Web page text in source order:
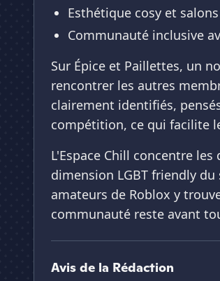
Esthétique cosy et
Communauté inclusive
Sur Épice et Paillettes, un
rencontrer les autres
clairement identifiés,
compétition, ce qui facilite
L'Espace Chill concentre
dimension LGBT friendly
amateurs de Roblox y
communauté reste avant
Avis de la Rédaction